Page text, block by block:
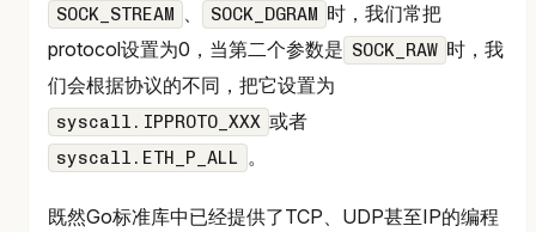
SOCK_STREAM 、 SOCK_DGRAM 时，我们常把
protocol设置为0，当第二个参数是 SOCK_RAW 时，我
们会根据协议的不同，把它设置为
syscall.IPPROTO_XXX 或者
syscall.ETH_P_ALL 。
既然Go标准库中已经提供了TCP、UDP甚至IP的编程